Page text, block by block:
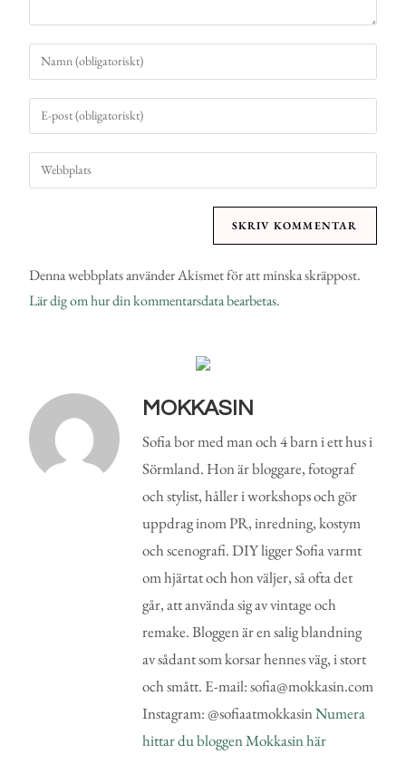
Denna webbplats använder Akismet för att minska skräppost.
Lär dig om hur din kommentarsdata bearbetas.
MOKKASIN
Sofia bor med man och 4 barn i ett hus i
Sörmland. Hon är bloggare, fotograf
och stylist, håller i workshops och gör
uppdrag inom PR, inredning, kostym
och scenografi. DIY ligger Sofia varmt
om hjärtat och hon väljer, så ofta det
går, att använda sig av vintage och
remake. Bloggen är en salig blandning
av sådant som korsar hennes väg, i stort
och smått. E-mail: sofia@mokkasin.com
Instagram: @sofiaatmokkasinNumera
hittar du bloggen Mokkasin här